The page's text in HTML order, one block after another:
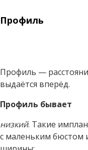
Профиль
Профиль —
выдаётся вперёд.
Профиль бывает
низкий. Такие
с маленьким бюстом